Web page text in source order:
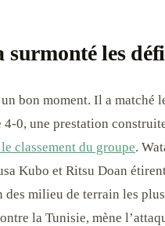
surmonté les
bon moment. Il a matché
0, une prestation
classement du groupe.
Kubo et Ritsu Doan
des milieu de terrain les
la Tunisie, mène